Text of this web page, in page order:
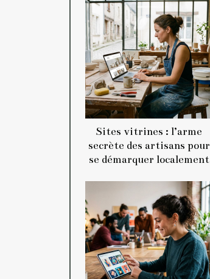
Sites vitrines : l’arme
secrète des artisans pour
se démarquer localement